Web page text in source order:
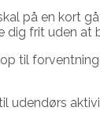
på en kort
dig frit uden at
til
udendørs